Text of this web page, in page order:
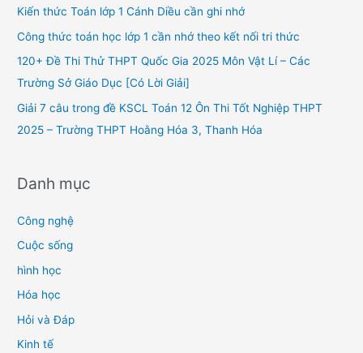
f
o
Kiến thức Toán lớp 1 Cánh Diều cần ghi nhớ
Công thức toán học lớp 1 cần nhớ theo kết nối tri thức
120+ Đề Thi Thử THPT Quốc Gia 2025 Môn Vật Lí – Các
Trường Sở Giáo Dục [Có Lời Giải]
Giải 7 câu trong đề KSCL Toán 12 Ôn Thi Tốt Nghiệp THPT
2025 – Trường THPT Hoằng Hóa 3, Thanh Hóa
Danh mục
Công nghệ
Cuộc sống
hình học
Hóa học
Hỏi và Đáp
Kinh tế